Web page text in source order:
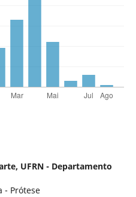
UFRN - Departamento
- Prótese